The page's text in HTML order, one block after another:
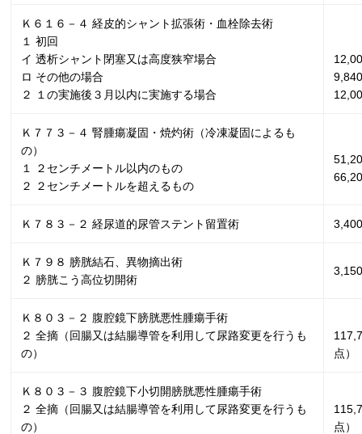
Ｋ６１６－４ 経皮的シャント拡張術・血栓除去術
１ 初回
イ 透析シャント閉塞又は高度狭窄場合
ロ その他の場合
２ １の実施後３月以内に実施する場合
Ｋ７７３－４ 腎腫瘍凝固・焼灼術（冷凍凝固によるも
の）
１ ２センチメートル以内のもの
２ ２センチメートルを超えるもの
Ｋ７８３－２ 経尿道的尿管ステント留置術
Ｋ７９８ 膀胱結石、異物摘出術
２ 膀胱こう高位切開術
Ｋ８０３－２ 腹腔鏡下膀胱悪性腫瘍手術
２ 全摘（回腸又は結腸導管を利用して尿路変更を行うも
の）
点）
Ｋ８０３－３ 腹腔鏡下小切開膀胱悪性腫瘍手術
２ 全摘（回腸又は結腸導管を利用して尿路変更を行うも
の）
点）